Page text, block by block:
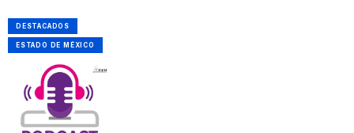
DESTACADOS
ESTADO DE MÉXICO